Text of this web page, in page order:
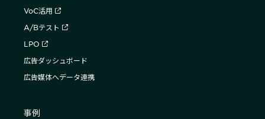
VoC活用
A/Bテスト
LPO
広告ダッシュボード
広告媒体へデータ連携
事例